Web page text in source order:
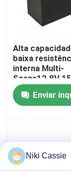
Excursão da
Controle da
Contato E.U.
Notícia
Central
Alta
baixa
interna Multi-
Scene12.8V
BYD LifeP04
de lítio para
Enviar
Niki Cassie